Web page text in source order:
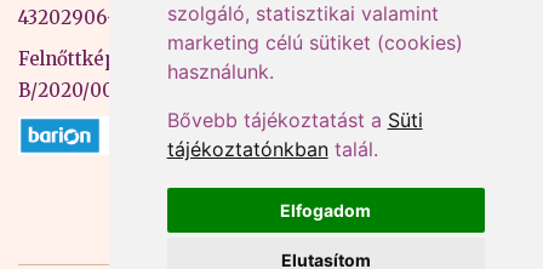
szolgáló, statisztikai valamint
marketing célú sütiket (cookies)
használunk.
Bővebb tájékoztatást a Süti
tájékoztatónkbantalál.
Elfogadom
Elutasítom
43202906-51100005
Felnőttképzési nyilvántartási szám:
B/2020/000053